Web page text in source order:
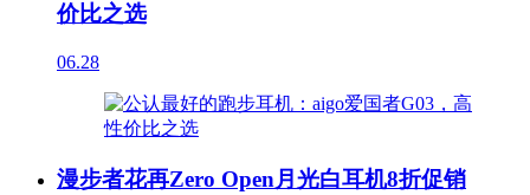
价比之选
06.28
漫步者花再Zero Open月光白耳机8折促销